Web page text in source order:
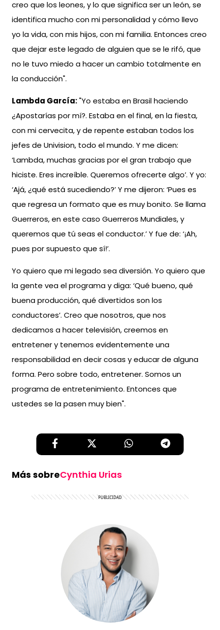
creo que los leones, y lo que significa ser un león, se
identifica mucho con mi personalidad y cómo llevo
yo la vida, con mis hijos, con mi familia. Entonces creo
que dejar este legado de alguien que se le rifó, que
no le tuvo miedo a hacer un cambio totalmente en
la conducción".
Lambda García:"Yo estaba en Brasil haciendo
¿Apostarías por mí?. Estaba en el final, en la fiesta,
con mi cervecita, y de repente estaban todos los
jefes de Univision, todo el mundo. Y me dicen:
‘Lambda, muchas gracias por el gran trabajo que
hiciste. Eres increíble. Queremos ofrecerte algo’. Y yo:
‘Ajá, ¿qué está sucediendo?’ Y me dijeron: ‘Pues es
que regresa un formato que es muy bonito. Se llama
Guerreros, en este caso Guerreros Mundiales, y
queremos que tú seas el conductor.’ Y fue de: ‘¡Ah,
pues por supuesto que sí!’.
Yo quiero que mi legado sea diversión. Yo quiero que
la gente vea el programa y diga: ‘Qué bueno, qué
buena producción, qué divertidos son los
conductores’. Creo que nosotros, que nos
dedicamos a hacer televisión, creemos en
entretener y tenemos evidentemente una
responsabilidad en decir cosas y educar de alguna
forma. Pero sobre todo, entretener. Somos un
programa de entretenimiento. Entonces que
ustedes se la pasen muy bien".
Más sobreCynthia Urias